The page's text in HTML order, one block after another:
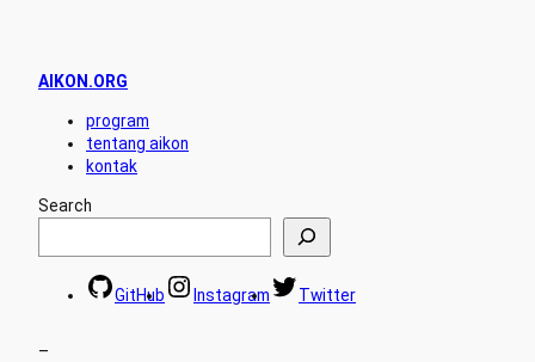
AIKON.ORG
program
tentang aikon
kontak
Search
GitHub Instagram Twitter
–